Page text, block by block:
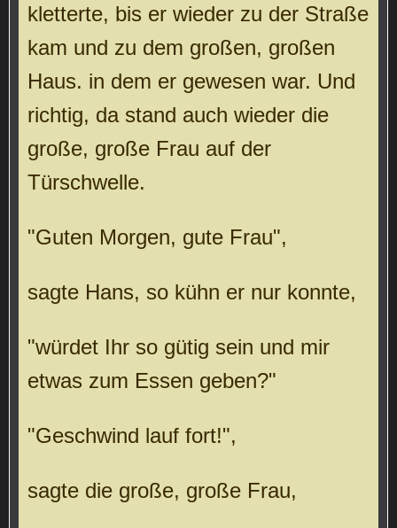
kletterte, bis er wieder zu der Straße
kam und zu dem großen, großen
Haus. in dem er gewesen war. Und
richtig, da stand auch wieder die
große, große Frau auf der
Türschwelle.
"Guten Morgen, gute Frau",
sagte Hans, so kühn er nur konnte,
"würdet Ihr so gütig sein und mir
etwas zum Essen geben?"
"Geschwind lauf fort!",
sagte die große, große Frau,